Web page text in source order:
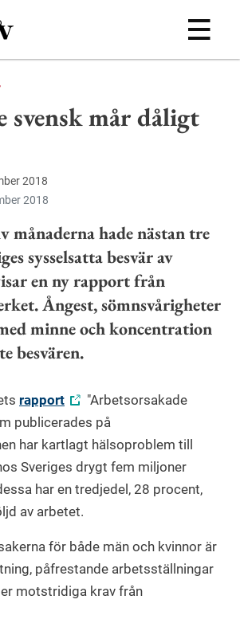
svensk mår dåligt
2018
2018
månaderna hade nästan tre
sysselsatta besvär av
en ny rapport från
Ångest, sömnsvårigheter
minne och koncentration
besvären.
rapport
"Arbetsorsakade
publicerades på
har kartlagt hälsoproblem till
Sveriges drygt fem miljoner
har en tredjedel, 28 procent,
av arbetet.
för både män och kvinnor är
påfrestande arbetsställningar
motstridiga krav från